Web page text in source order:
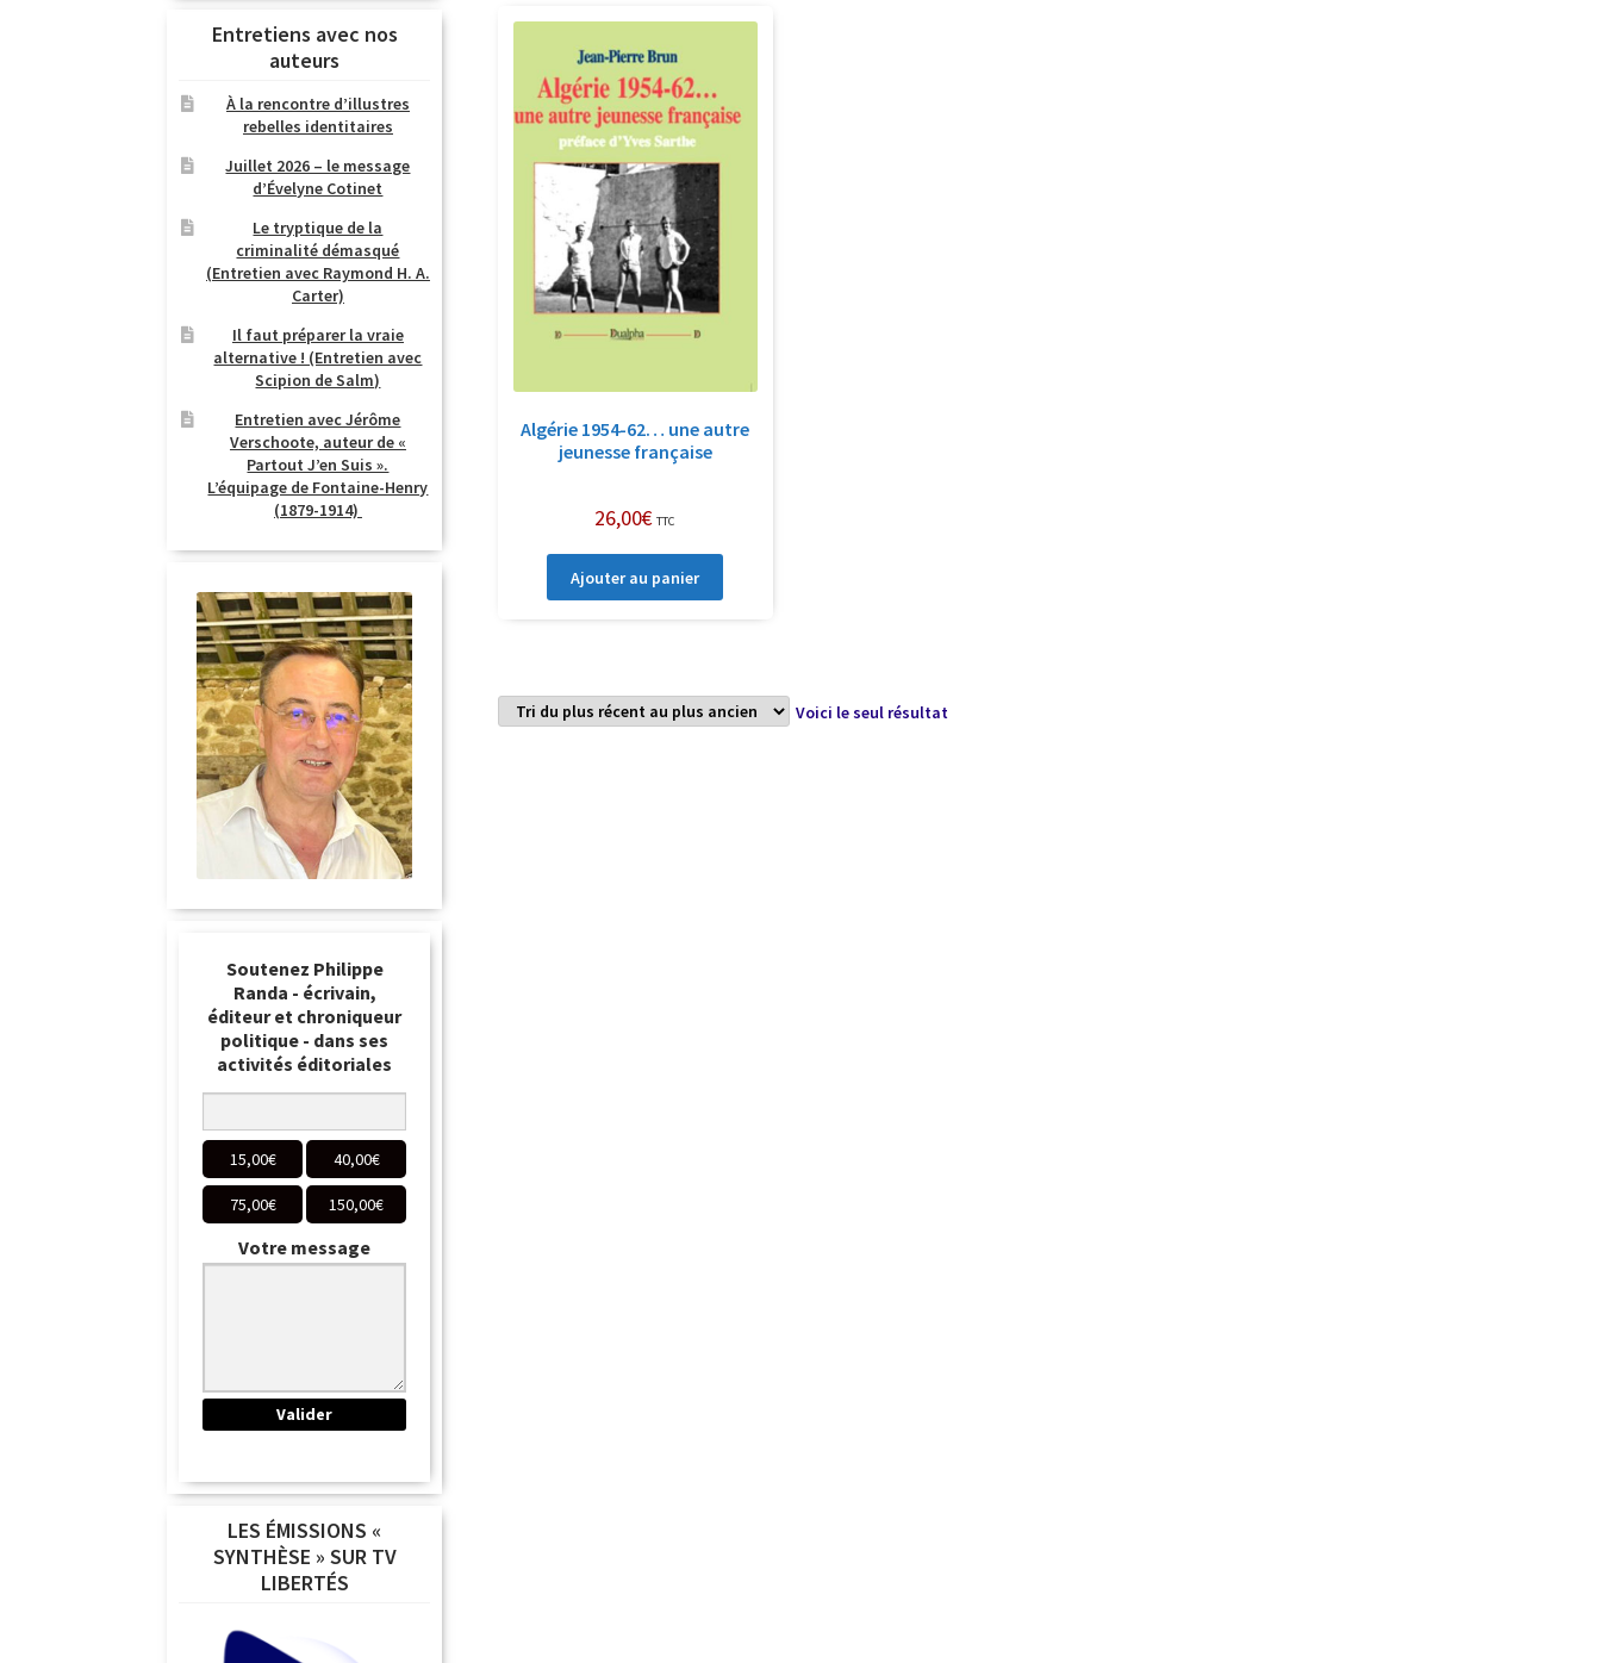
Algérie 1954-62… une autre
jeunesse française
26,00€ TTC
Ajouter au panier
Voici le seul résultat
Entretiens avec nos
auteurs
À la rencontre d’illustres
rebelles identitaires
Juillet 2026 – le message
d’Évelyne Cotinet
Le tryptique de la
criminalité démasqué
(Entretien avec Raymond H. A.
Carter)
Il faut préparer la vraie
alternative ! (Entretien avec
Scipion de Salm)
Entretien avec Jérôme
Verschoote, auteur de «
Partout J’en Suis ».
L’équipage de Fontaine-Henry
(1879-1914)
Soutenez Philippe
Randa - écrivain,
éditeur et chroniqueur
politique - dans ses
activités éditoriales
15,00€ 40,00€
75,00€ 150,00€
Votre message
LES ÉMISSIONS «
SYNTHÈSE » SUR TV
LIBERTÉS